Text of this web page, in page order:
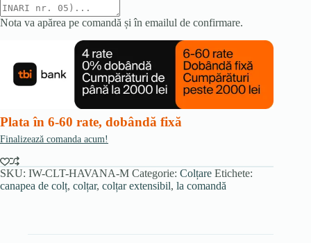
Nota va apărea pe comandă și în emailul de confirmare.
Plata în 6-60 rate, dobândă fixă
Finalizează comanda acum!
SKU: IW-CLT-HAVANA-M Categorie: Colțare Etichete:
canapea de colț, colțar, colțar extensibil, la comandă